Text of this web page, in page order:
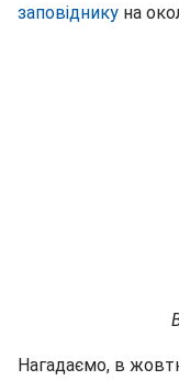
заповіднику на
Нагадаємо, в